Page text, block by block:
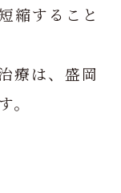
縮すること
療は、盛岡